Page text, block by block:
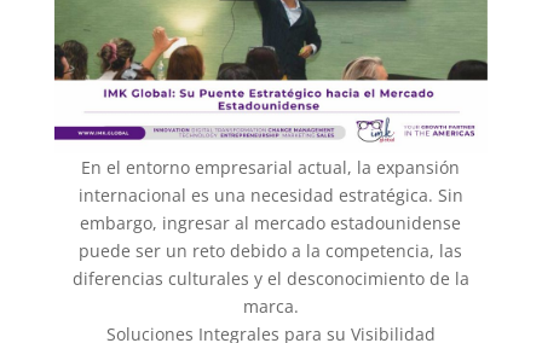
En el entorno empresarial actual, la expansión
internacional es una necesidad estratégica. Sin
embargo, ingresar al mercado estadounidense
puede ser un reto debido a la competencia, las
diferencias culturales y el desconocimiento de la
marca.
Soluciones Integrales para su Visibilidad